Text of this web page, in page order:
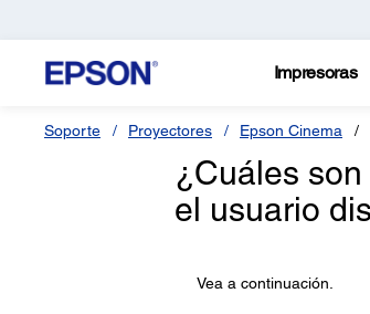
Impresoras
Soporte Proyectores Epson Cinema
¿Cuáles
el usuario
Vea a continuación.